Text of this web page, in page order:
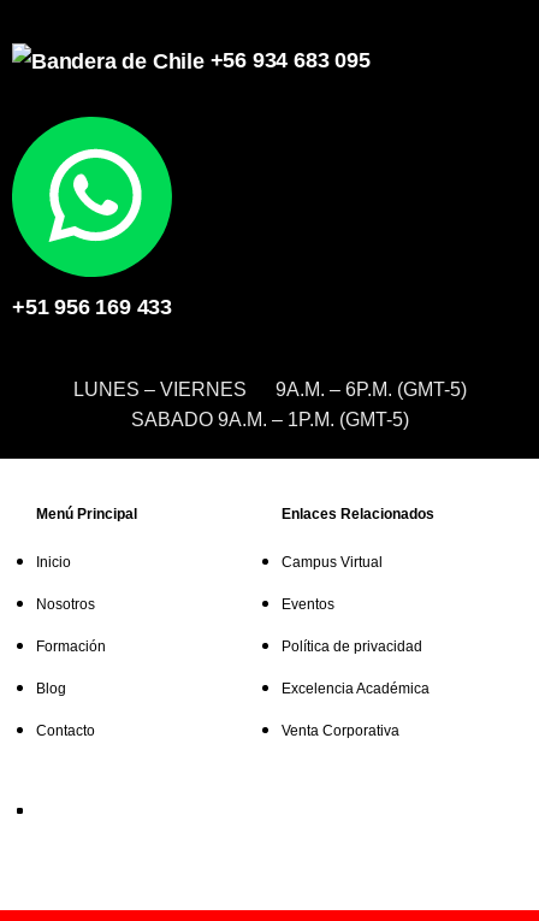
+56 934 683 095
+51 956 169 433
LUNES – VIERNES 9A.M. – 6P.M. (GMT-5)
SABADO 9A.M. – 1P.M. (GMT-5)
Menú Principal
Inicio
Nosotros
Formación
Blog
Contacto
Enlaces Relacionados
Campus Virtual
Eventos
Política de privacidad
Excelencia Académica
Venta Corporativa